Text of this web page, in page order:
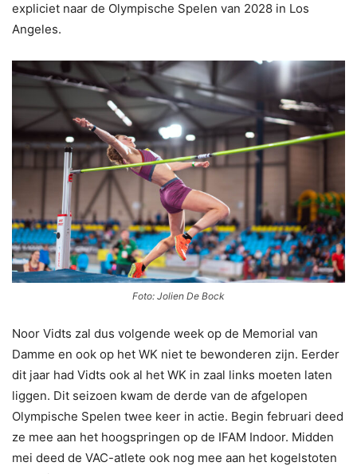
expliciet naar de Olympische Spelen van 2028 in Los
Angeles.
Foto: Jolien De Bock
Noor Vidts zal dus volgende week op de Memorial van
Damme en ook op het WK niet te bewonderen zijn. Eerder
dit jaar had Vidts ook al het WK in zaal links moeten laten
liggen. Dit seizoen kwam de derde van de afgelopen
Olympische Spelen twee keer in actie. Begin februari deed
ze mee aan het hoogspringen op de IFAM Indoor. Midden
mei deed de VAC-atlete ook nog mee aan het kogelstoten